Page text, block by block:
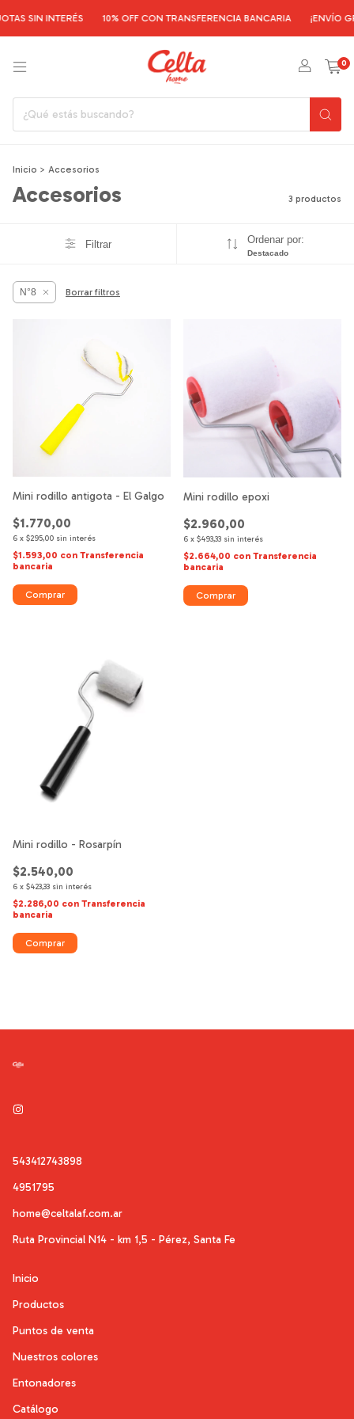
SIN INTERÉS 10% OFF CON TRANSFERENCIA BANCARIA ¡ENVÍO
0
Inicio > Accesorios
Accesorios 3 productos
Filtrar Ordenar por:
Destacado
N°8 Borrar filtros
Mini rodillo antigota - El Galgo
$1.770,00
6 x $295,00 sin interés
$1.593,00 con Transferencia
bancaria
Comprar
Mini rodillo epoxi
$2.960,00
6 x $493,33 sin interés
$2.664,00 con Transferencia
bancaria
Comprar
Mini rodillo - Rosarpín
$2.540,00
6 x $423,33 sin interés
$2.286,00 con Transferencia
bancaria
Comprar
543412743898
4951795
home@celtalaf.com.ar
Ruta Provincial N14 - km 1,5 - Pérez, Santa Fe
Inicio
Productos
Puntos de venta
Nuestros colores
Entonadores
Catálogo